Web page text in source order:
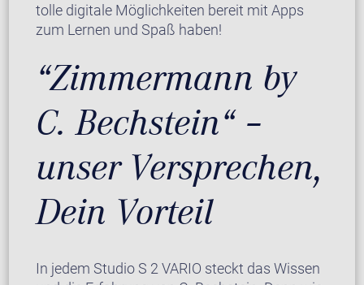
tolle digitale Möglichkeiten bereit mit Apps
zum Lernen und Spaß haben!
“Zimmermann by
C. Bechstein“ –
unser Versprechen,
Dein Vorteil
In jedem Studio S 2 VARIO steckt das Wissen